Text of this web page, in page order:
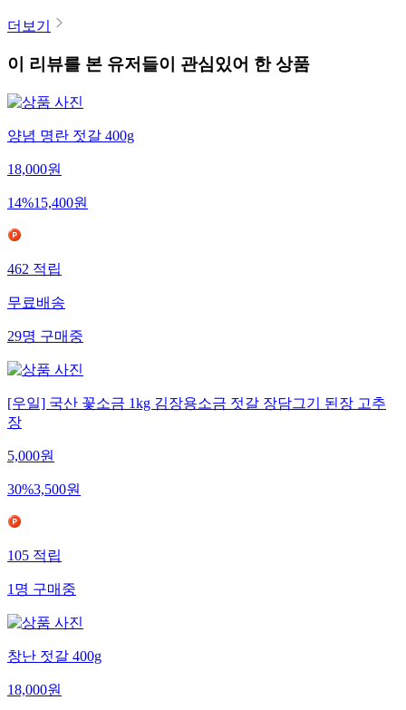
더보기
이 리뷰를 본 유저들이 관심있어 한 상품
양념 명란 젓갈 400g
18,000원
14%15,400원
462 적립
무료배송
29명 구매중
[우일] 국산 꽃소금 1kg 김장용소금 젓갈 장담그기 된장 고추
장
5,000원
30%3,500원
105 적립
1 명 구매중
창난 젓갈 400g
18,000원